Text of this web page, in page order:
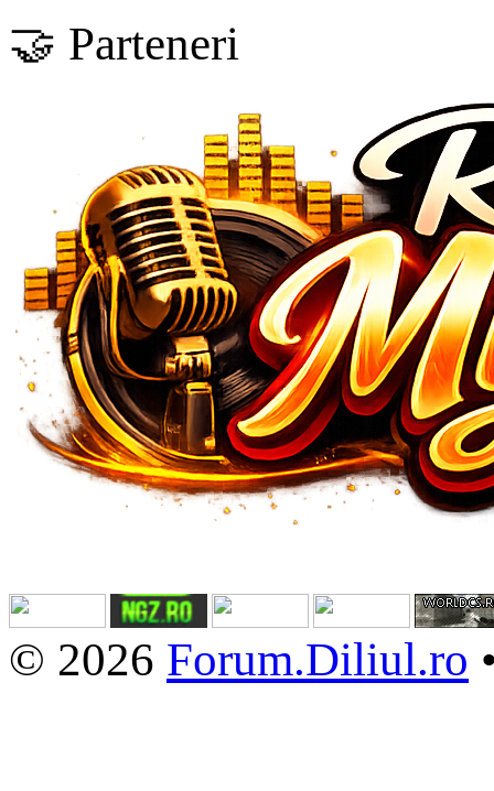
🤝 Parteneri
© 2026 Forum.Diliul.ro